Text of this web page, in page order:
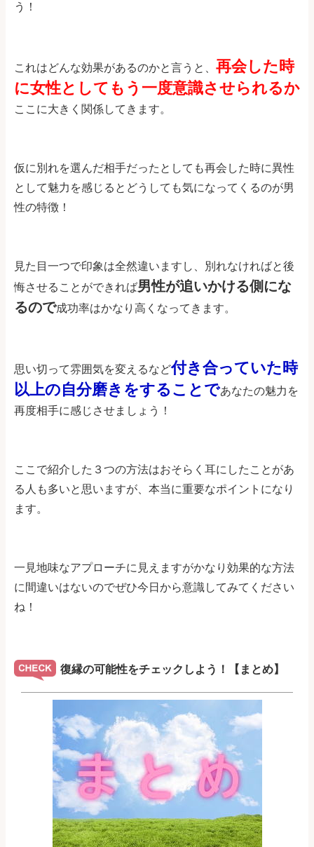
う！
これはどんな効果があるのかと言うと、 再会した時
に女性としてもう一度意識させられるか
ここに大きく関係してきます。
仮に別れを選んだ相手だったとしても再会した時に異性
として魅力を感じるとどうしても気になってくるのが男
性の特徴！
見た目一つで印象は全然違いますし、別れなければと後
悔させることができれば男性が追いかける側にな
るので成功率はかなり高くなってきます。
思い切って雰囲気を変えるなど付き合っていた時
以上の自分磨きをすることであなたの魅力を
再度相手に感じさせましょう！
ここで紹介した３つの方法はおそらく耳にしたことがあ
る人も多いと思いますが、本当に重要なポイントになり
ます。
一見地味なアプローチに見えますがかなり効果的な方法
に間違いはないのでぜひ今日から意識してみてください
ね！
復縁の可能性をチェックしよう！【まとめ】